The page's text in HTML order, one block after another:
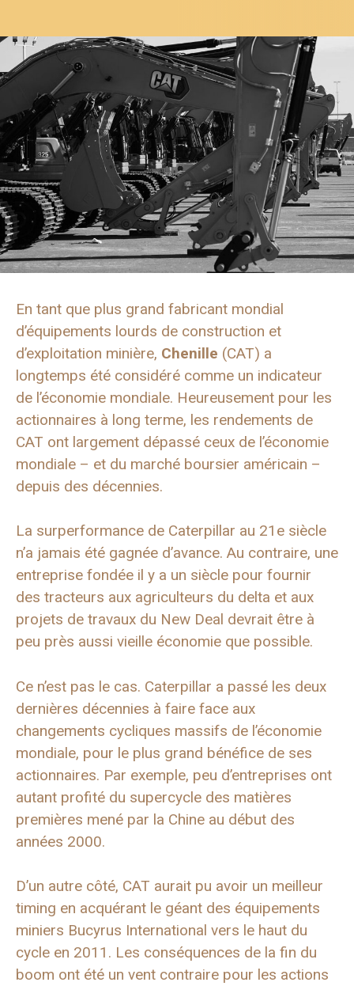
En tant que plus grand fabricant mondial
d’équipements lourds de construction et
d’exploitation minière, Chenille (CAT) a
longtemps été considéré comme un indicateur
de l’économie mondiale. Heureusement pour les
actionnaires à long terme, les rendements de
CAT ont largement dépassé ceux de l’économie
mondiale – et du marché boursier américain –
depuis des décennies.
La surperformance de Caterpillar au 21e siècle
n’a jamais été gagnée d’avance. Au contraire, une
entreprise fondée il y a un siècle pour fournir
des tracteurs aux agriculteurs du delta et aux
projets de travaux du New Deal devrait être à
peu près aussi vieille économie que possible.
Ce n’est pas le cas. Caterpillar a passé les deux
dernières décennies à faire face aux
changements cycliques massifs de l’économie
mondiale, pour le plus grand bénéfice de ses
actionnaires. Par exemple, peu d’entreprises ont
autant profité du supercycle des matières
premières mené par la Chine au début des
années 2000.
D’un autre côté, CAT aurait pu avoir un meilleur
timing en acquérant le géant des équipements
miniers Bucyrus International vers le haut du
cycle en 2011. Les conséquences de la fin du
boom ont été un vent contraire pour les actions